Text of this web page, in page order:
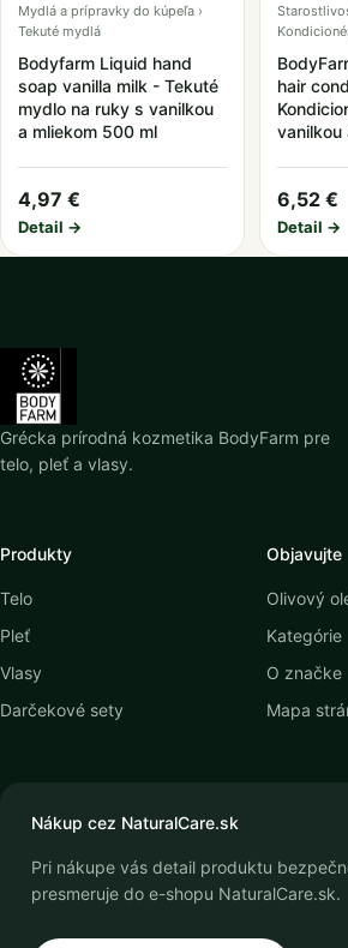
Mydlá a prípravky do kúpeľa ›
Tekuté mydlá
Bodyfarm Liquid hand
soap vanilla milk - Tekuté
mydlo na ruky s vanilkou
a mliekom 500 ml
4,97 €
Detail →
hair
vanilkou
6,52 €
Detail →
Grécka prírodná kozmetika BodyFarm pre
telo, pleť a vlasy.
Produkty
Telo
Pleť
Vlasy
Darčekové sety
Objavujte
Olivový
Kategórie
O značke
Mapa
Nákup cez NaturalCare.sk
Pri nákupe vás detail produktu
presmeruje do e-shopu NaturalCare.sk.